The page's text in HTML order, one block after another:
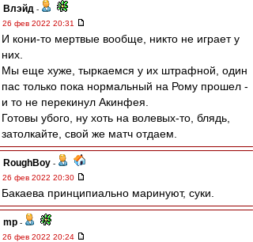
Влэйд -
26 фев 2022 20:31
И кони-то мертвые вообще, никто не играет у
них.
Мы еще хуже, тыркаемся у их штрафной, один
пас только пока нормальный на Рому прошел -
и то не перекинул Акинфея.
Готовы убого, ну хоть на волевых-то, блядь,
затолкайте, свой же матч отдаем.
RoughBoy -
26 фев 2022 20:30
Бакаева принципиально маринуют, суки.
mp -
26 фев 2022 20:24